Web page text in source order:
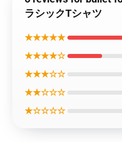
ラシックTシャツ
★★★★★
★★★★☆
★★★☆☆
★★☆☆☆
★☆☆☆☆